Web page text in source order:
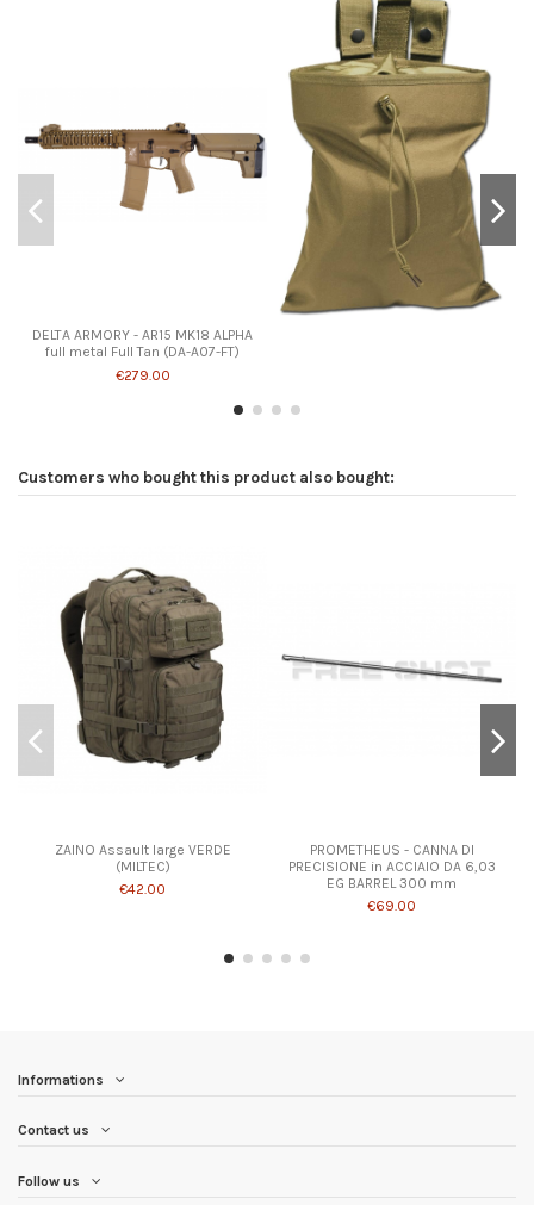
DELTA ARMORY - AR15 MK18 ALPHA
full metal Full Tan (DA-A07-FT)
€279.00
Customers who bought this product also bought:
ZAINO Assault large VERDE
(MILTEC)
€42.00
PROMETHEUS - CANNA DI
PRECISIONE in ACCIAIO DA 6,03
EG BARREL 300 mm
€69.00
Informations
Contact us
Follow us